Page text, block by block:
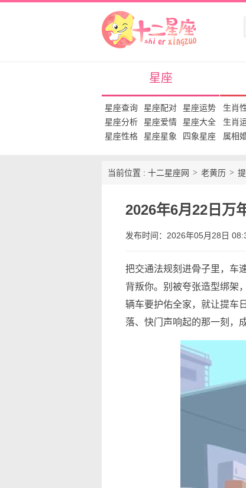
十二星座网
星座
星座查询 星座配对
星座运势
星座分析
星座爱情
星座大全
星座性格
星座星象 四象星座
生肖
生肖
属相
当前位置 : 十二星座网 老黄历
2026年6月22日万
发布时间：2026年05月28日
把交通法规刻进骨子里，车
背叛你。别被夸张造型绑架
辆车要护佑全家，就让提车
落、快门声响起的那一刻，